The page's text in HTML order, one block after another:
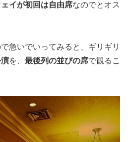
イが初回は自由席なのでとオス
急いでいってみると、ギリギリ
を、 最後列の並びの席で観るこ